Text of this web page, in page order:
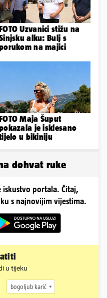
Uzvanici stižu na
alku: Bulj s
na majici
Maja Šuput
je isklesano
u bikiniju
dohvat ruke
portala. Čitaj,
s najnovijim vijestima.
u tijeku
bogoljub karić